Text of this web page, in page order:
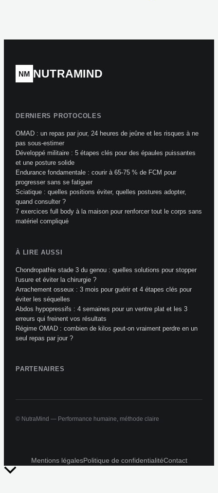
NM NUTRAMIND
DERNIERS PROTOCOLES
OMAD : un repas par jour, 24 heures de jeûne et les risques à ne
pas sous-estimer
Développé militaire : 5 étapes clés pour des épaules puissantes
et une posture solide
Endurance fondamentale : courir à 65-75 % de FCM pour
progresser sans se fatiguer
Sciatique : quelles positions éviter, quelles postures adopter,
quand consulter ?
7 exercices full body à la maison pour renforcer tout le corps sans
matériel compliqué
À LIRE AUSSI
Chondropathie stade 3 du genou : quelles solutions pour stopper
l'usure et éviter la chirurgie ?
Arrachement osseux : 3 mois pour guérir et 4 étapes clés pour
éviter les séquelles
Abdos hypopressifs : 4 semaines pour un ventre plat et les 3
erreurs qui freinent vos résultats
Régime OMAD : combien de kilos peut-on vraiment perdre en un
seul repas par jour ?
PARTENAIRES
© NutraMind — Performance humaine, méthode claire
Mentions légalesPolitique de confidentialitéContact